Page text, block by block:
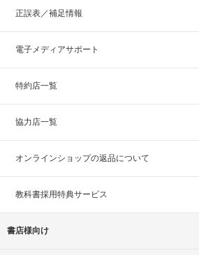
正誤表／補足情報
電子メディアサポート
特約店一覧
協力店一覧
オンラインショップの返品について
教科書採用特典サービス
書店様向け